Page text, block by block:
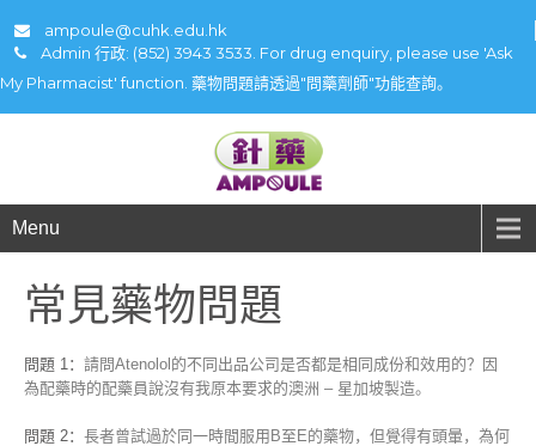
ampoule@cuhk.edu.hk
Admin 行政: (852) 3943 3533. For drug enquiry, please use 'Ask
My Pharmacist' function. 藥物問題請透過"問藥劑師"功能查詢。
Menu
常見藥物問題
問題 1： 請問Atenolol的不同出品公司是否都是相同成份和效用的？因
為配藥時的配藥員說沒有我原本要求的澳洲 – 星加坡製造。
問題 2： 長者曾試過於同一時間服用B至E的藥物，但覺得有頭暈，為何